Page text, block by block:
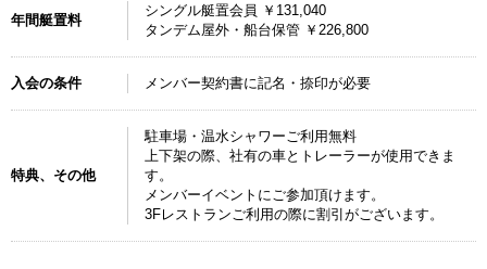
年間艇置料
シングル艇置会員 ￥131,040
タンデム屋外・船台保管 ￥226,800
入会の条件 メンバー契約書に記名・捺印が必要
特典、その他
駐車場・温水シャワーご利用無料
上下架の際、社有の車とトレーラーが使用できま
す。
メンバーイベントにご参加頂けます。
3Fレストランご利用の際に割引がございます。